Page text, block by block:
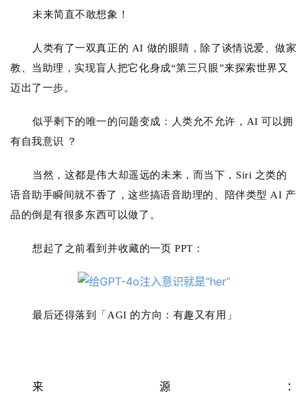
教
程
模
架
未来简直不敢想象！
人类有了一双真正的 AI 做的眼睛，除了谈情说爱、做家
教、当助理，实现盲人把它化身成“第三只眼”来探索世界又
迈出了一步。
似乎剩下的唯一的问题变成： 人类允不允许，AI 可以拥
有自我意识 ？
当然，这都是伟大却遥远的未来，而当下，Siri 之类的
语音助手瞬间就不香了，这些搞语音助理的、陪伴类型 AI 产
品的倒是有很多东西可以做了。
想起了之前看到并收藏的一页 PPT：
最后还得落到「AGI 的⽅向：有趣又有⽤」
来源：